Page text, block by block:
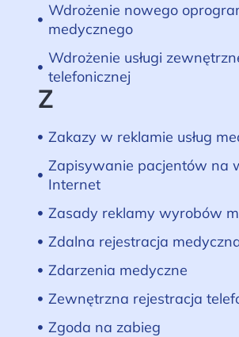
Wdrożenie nowego
medycznego
Wdrożenie usługi
telefonicznej
Z
Zakazy w reklamie usług
Zapisywanie pacjentów na
Internet
Zasady reklamy wyrobów
Zdalna rejestracja
Zdarzenia medyczne
Zewnętrzna rejestracja
Zgoda na zabieg